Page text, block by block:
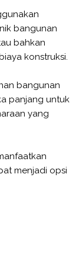
bangunan
bahkan
konstruksi.
bangunan
panjang untuk
yang
menjadi opsi